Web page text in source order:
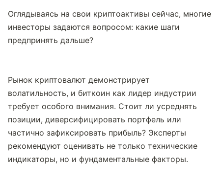
Оглядываясь на свои криптоактивы сейчас, многие
инвесторы задаются вопросом: какие шаги
предпринять дальше?
Рынок криптовалют демонстрирует
волатильность, и биткоин как лидер индустрии
требует особого внимания. Стоит ли усреднять
позиции, диверсифицировать портфель или
частично зафиксировать прибыль? Эксперты
рекомендуют оценивать не только технические
индикаторы, но и фундаментальные факторы.